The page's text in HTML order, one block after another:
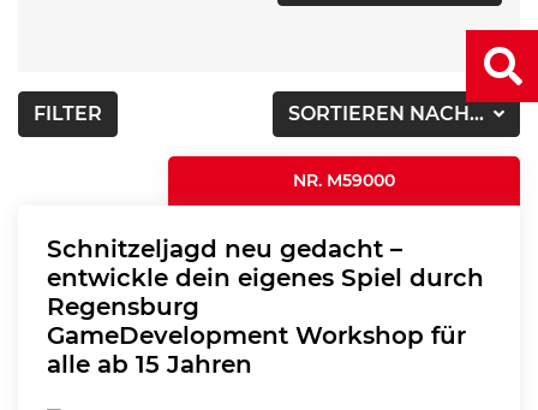
SORTIEREN NACH...
FILTER
NR. M59000
Schnitzeljagd neu gedacht –
entwickle dein eigenes Spiel durch
Regensburg
GameDevelopment Workshop für
alle ab 15 Jahren